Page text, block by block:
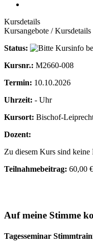
Kursdetails
Kursangebote /Kursdetails
Status:
Kursnr.: M2660-008
Termin: 10.10.2026
Uhrzeit: - Uhr
Kursort: Bischof-
Dozent:
Zu diesem Kurs sind
Teilnahmebeitrag: 60,00 €
Auf meine Stimme
Tagesseminar